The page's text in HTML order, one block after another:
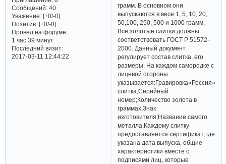
Сообщений:40
Уважение: [+0/-0]
Позитив: [+0/-0]
Провел на форуме:
1 час 39 минут
Последний визит:
2017-03-11 12:44:22
грамм. В основном они
выпускаются в весе 1, 5, 10, 20,
50,100, 250, 500 и 1000 грамм.
Все золотые слитки должны
соответствовать ГОСТ Р 51572–
2000. Данный документ
регулирует состав слитка, его
размеры. На каждом самородке с
лицевой стороны
слитка;Серийный
номер;Количество золота в
граммах;Знак
изготовителя;Название самого
металла.Каждому слитку
предоставляется сертификат, где
указана дата выпуска, общие
характеристики вместе с
подписями лиц, которые